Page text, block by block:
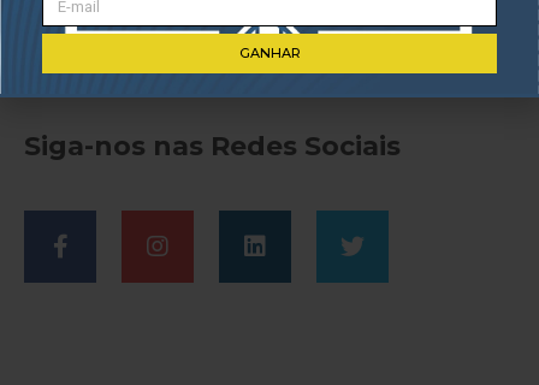
Fonte:Blog Hábil Coworking
Siga-nos nas Redes Sociais
GANHAR